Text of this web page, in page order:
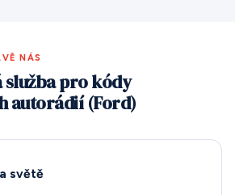
NÁS
služba pro kódy
autorádií (Ford)
světě